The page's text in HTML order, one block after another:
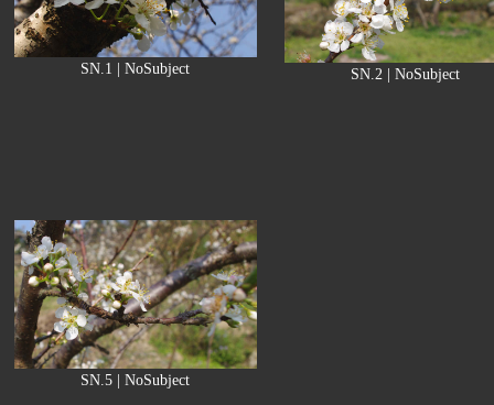
SN.1 | NoSubject SN.2 | NoSubject
SN.5 | NoSubject